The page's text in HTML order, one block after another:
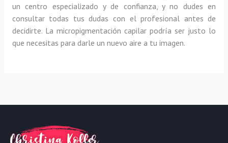
un centro especializado y de confianza, y no dudes en
consultar todas tus dudas con el profesional antes de
decidirte. La micropigmentación capilar podría ser justo lo
que necesitas para darle un nuevo aire a tu imagen.